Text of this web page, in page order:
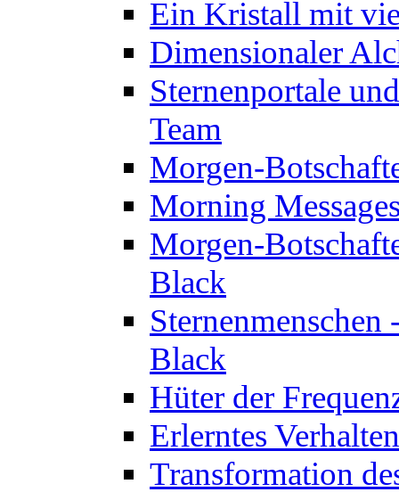
Ein Kristall mit
Dimensionaler
Sternenportale
Team
Morgen-
Morning
Morgen-
Black
Black
Hüter der
Erlerntes
Transformation